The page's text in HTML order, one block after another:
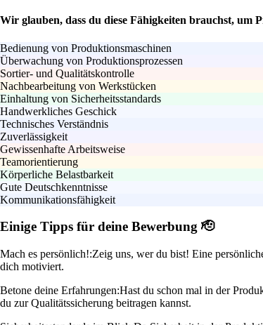
Wir glauben, dass du diese Fähigkeiten brauchst,
Bedienung von Produktionsmaschinen
Überwachung von Produktionsprozessen
Sortier- und Qualitätskontrolle
Nachbearbeitung von Werkstücken
Einhaltung von Sicherheitsstandards
Handwerkliches Geschick
Technisches Verständnis
Zuverlässigkeit
Gewissenhafte Arbeitsweise
Teamorientierung
Körperliche Belastbarkeit
Gute Deutschkenntnisse
Kommunikationsfähigkeit
Einige Tipps für deine Bewerbung 🫡
Mach es persönlich!:Zeig uns, wer du bist! Eine
dich motiviert.
Betone deine Erfahrungen:Hast du schon mal in der
du zur Qualitätssicherung beitragen kannst.